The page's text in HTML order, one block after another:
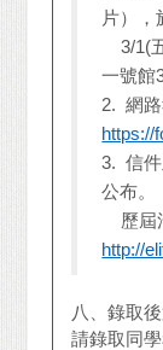
片），
3/1(
一號館
2.網
https://
3.信
公布。
歷屆
http://
八、錄取
請錄取同